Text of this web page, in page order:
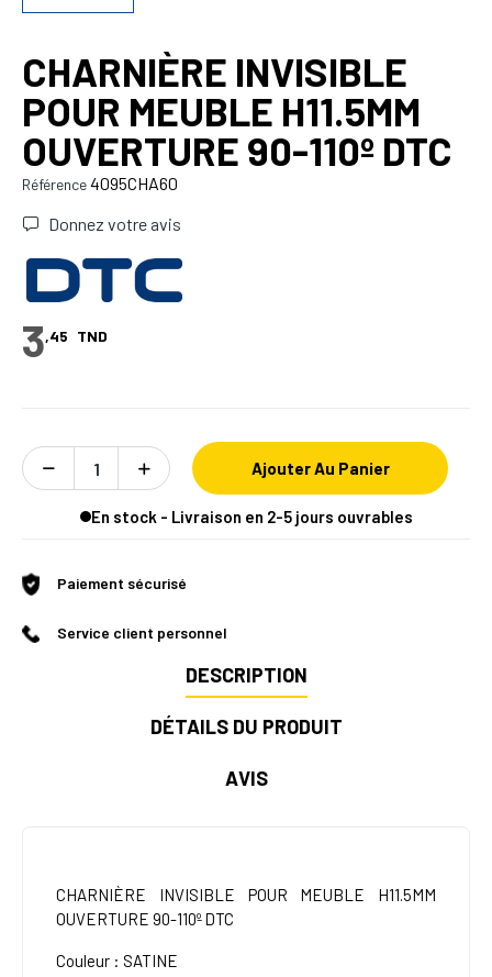
CHARNIÈRE INVISIBLE
POUR MEUBLE H11.5MM
OUVERTURE 90-110º DTC
Référence4095CHA60
Donnez votre avis
3,45 TND
Ajouter Au Panier
En stock - Livraison en 2-5 jours ouvrables
Paiement sécurisé
Service client personnel
DESCRIPTION
DÉTAILS DU PRODUIT
AVIS
CHARNIÈRE INVISIBLE POUR MEUBLE H11.5MM
OUVERTURE 90-110º DTC
Couleur : SATINE